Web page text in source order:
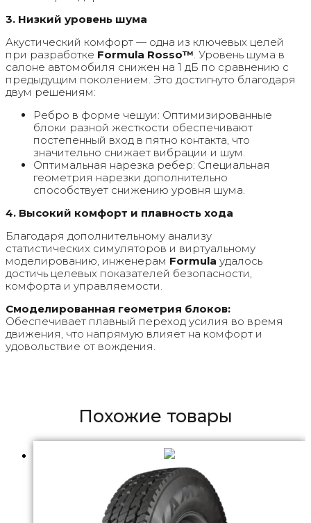
3. Низкий уровень шума
Акустический комфорт — одна из ключевых целей
при разработке Formula Rosso™. Уровень шума в
салоне автомобиля снижен на 1 дБ по сравнению с
предыдущим поколением. Это достигнуто благодаря
двум решениям:
Ребро в форме чешуи: Оптимизированные
блоки разной жесткости обеспечивают
постепенный вход в пятно контакта, что
значительно снижает вибрации и шум.
Оптимальная нарезка ребер: Специальная
геометрия нарезки дополнительно
способствует снижению уровня шума.
4. Высокий комфорт и плавность хода
Благодаря дополнительному анализу
статистических симуляторов и виртуальному
моделированию, инженерам Formula удалось
достичь целевых показателей безопасности,
комфорта и управляемости.
Смоделированная геометрия блоков:
Обеспечивает плавный переход усилия во время
движения, что напрямую влияет на комфорт и
удовольствие от вождения.
Похожие товары